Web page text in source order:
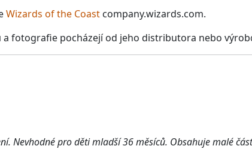
Wizards of the Coast company.wizards.com.
fotografie pocházejí od jeho distributora nebo
Nevhodné pro děti mladší 36 měsíců. Obsahuje malé